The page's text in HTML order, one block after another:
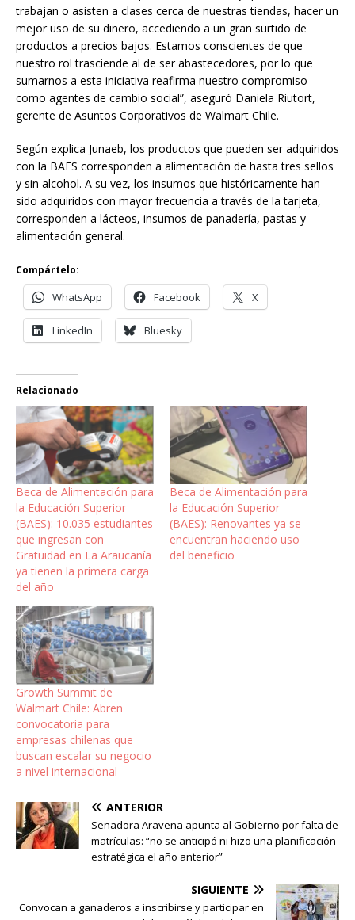
trabajan o asisten a clases cerca de nuestras tiendas, hacer un
mejor uso de su dinero, accediendo a un gran surtido de
productos a precios bajos. Estamos conscientes de que
nuestro rol trasciende al de ser abastecedores, por lo que
sumarnos a esta iniciativa reafirma nuestro compromiso
como agentes de cambio social”, aseguró Daniela Riutort,
gerente de Asuntos Corporativos de Walmart Chile.
Según explica Junaeb, los productos que pueden ser adquiridos
con la BAES corresponden a alimentación de hasta tres sellos
y sin alcohol. A su vez, los insumos que históricamente han
sido adquiridos con mayor frecuencia a través de la tarjeta,
corresponden a lácteos, insumos de panadería, pastas y
alimentación general.
Compártelo:
WhatsApp Facebook X
LinkedIn Bluesky
Relacionado
Beca de Alimentación para
la Educación Superior
(BAES): 10.035 estudiantes
que ingresan con
Gratuidad en La Araucanía
ya tienen la primera carga
del año
Beca de Alimentación para
la Educación Superior
(BAES): Renovantes ya se
encuentran haciendo uso
del beneficio
Growth Summit de
Walmart Chile: Abren
convocatoria para
empresas chilenas que
buscan escalar su negocio
a nivel internacional
ANTERIOR
Senadora Aravena apunta al Gobierno por falta de
matrículas: “no se anticipó ni hizo una planificación
estratégica el año anterior”
SIGUIENTE
Convocan a ganaderos a inscribirse y participar en